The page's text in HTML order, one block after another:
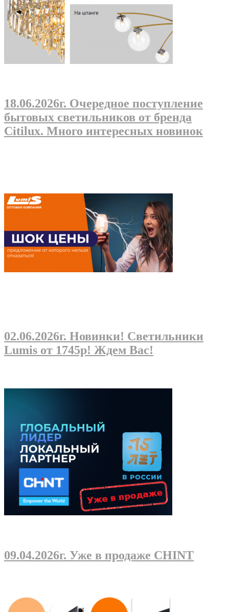
18.06.2026г. Очередное поступление
бытовых светильников от бренда
Citilux. Много интересных новинок
02.06.2026г. Новинки! Светильники
Lumis от 1745р! Ждем Вас!
09.04.2026г. Уже в продаже CHINT